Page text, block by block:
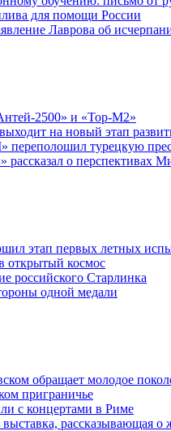
для помощи России
Лаврова об
2500» и «Тор-М2»
на новый этап
турецкую
рассказал о перспективах
этап первых летных
открытый космос
российского Старлинка
одной медали
обращает молодое
приграничье
с концертами в Риме
выставка,